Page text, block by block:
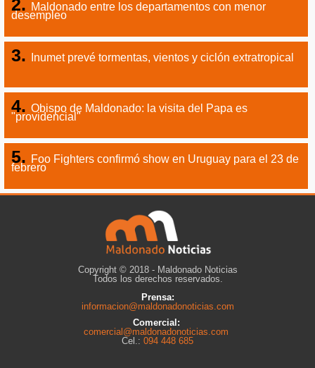
Maldonado entre los departamentos con menor
desempleo
Inumet prevé tormentas, vientos y ciclón extratropical
Obispo de Maldonado: la visita del Papa es
"providencial"
Foo Fighters confirmó show en Uruguay para el 23 de
febrero
Copyright © 2018 - Maldonado Noticias
Todos los derechos reservados.
Prensa:
informacion@maldonadonoticias.com
Comercial:
comercial@maldonadonoticias.com
Cel.: 094 448 685